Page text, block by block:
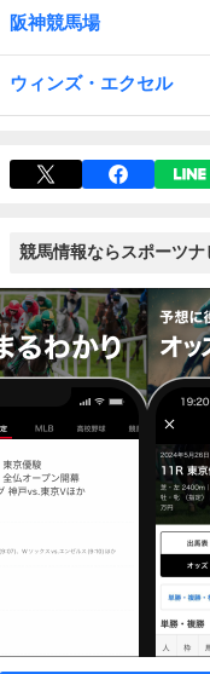
阪神競馬場
ウィンズ・エクセル
競馬情報ならスポーツナ